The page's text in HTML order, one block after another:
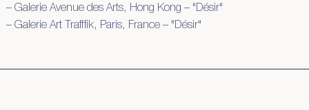
– Galerie Avenue des Arts, Hong Kong – "Désir"
– Galerie Art Trafffik, Paris, France – "Désir"